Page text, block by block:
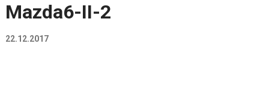
Mazda6-II-2
22.12.2017